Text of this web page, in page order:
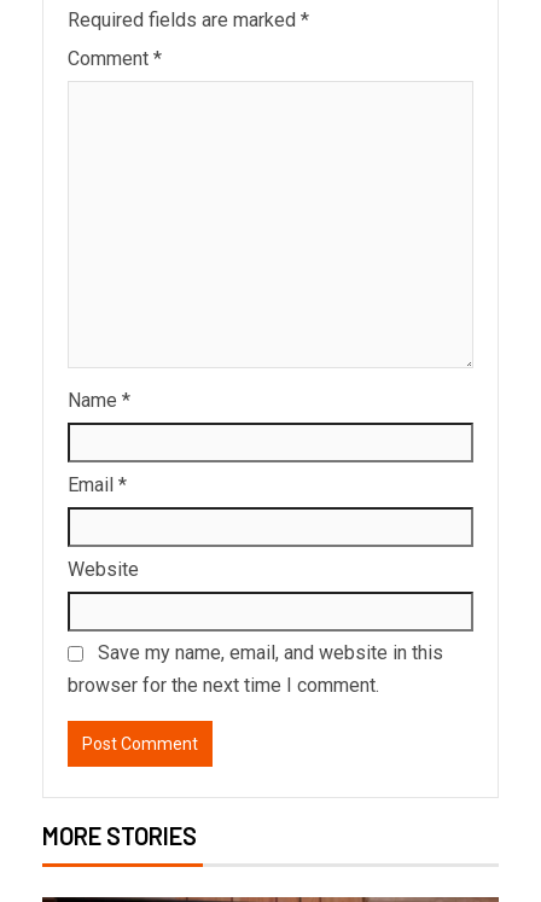
Required fields are marked *
Comment *
Name *
Email *
Website
Save my name, email, and website in this
browser for the next time I comment.
MORE STORIES